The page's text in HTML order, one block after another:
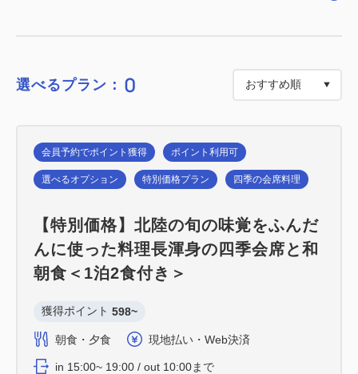
選べるプラン： 0
会員予約でポイント獲得 ポイント利用可
選べるオプション 特別価格プラン 四季の会席料理
【特別価格】北陸の旬の味覚をふんだ
んに使った料理長渾身の四季会席と和
朝食＜1泊2食付き＞
獲得ポイント 598~
朝食・夕食 現地払い・Web決済
in 15:00~ 19:00 / out 10:00まで